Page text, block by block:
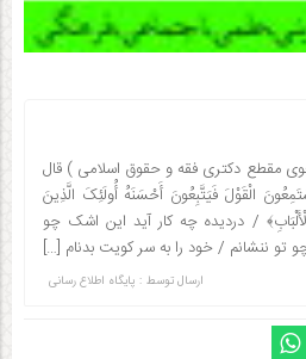
مقطع دکتری فقه و حقوق اسلامی ) قال
الْقَوْلَ فَیَتَّبِعُونَ أَحْسَنَهُ أُولَئِکَ الَّذِینَ
/ دردیده چه کار آید این اشک چو
تو ننشانم / خود را به سر کویت بدنام […]
ارسال توسط : پایگاه اطلاع رسانی